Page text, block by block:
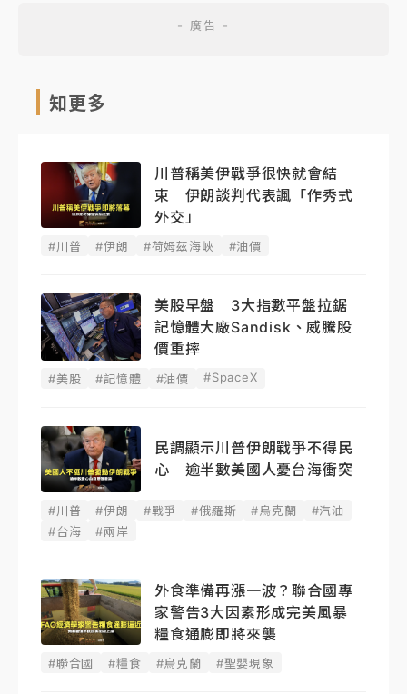
知更多
川普稱美伊戰爭很快就會結
束 伊朗談判代表諷「作秀式
外交」
#川普 #伊朗 #荷姆茲海峽 #油價
美股早盤｜3大指數平盤拉鋸
記憶體大廠Sandisk、威騰股
價重摔
#美股 #記憶體 #油價 #SpaceX
民調顯示川普伊朗戰爭不得民
心 逾半數美國人憂台海衝突
#川普 #伊朗 #戰爭 #俄羅斯 #烏克蘭
#汽油
#台海
#兩岸
外食準備再漲一波？聯合國專
家警告3大因素形成完美風暴
糧食通膨即將來襲
#聯合國 #糧食 #烏克蘭 #聖嬰現象